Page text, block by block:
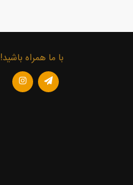
با ما همراه باشید!